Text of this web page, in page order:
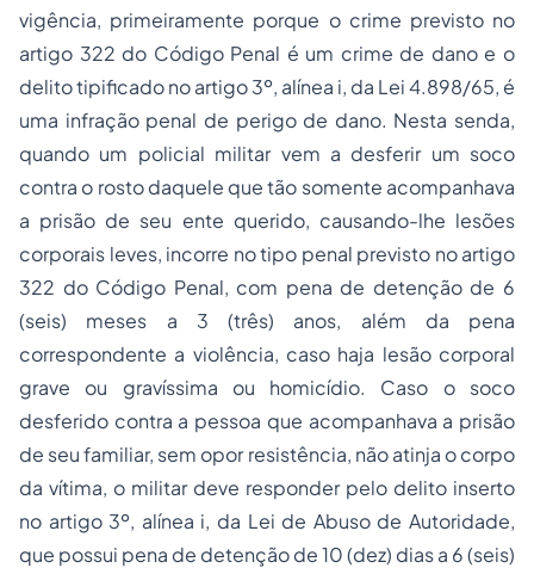
vigência, primeiramente porque o crime previsto no
artigo 322 do Código Penal é um crime de dano e o
delito tipificado no artigo 3º, alínea i, da Lei 4.898/65, é
uma infração penal de perigo de dano. Nesta senda,
quando um policial militar vem a desferir um soco
contra o rosto daquele que tão somente acompanhava
a prisão de seu ente querido, causando-lhe lesões
corporais leves, incorre no tipo penal previsto no artigo
322 do Código Penal, com pena de detenção de 6
(seis) meses a 3 (três) anos, além da pena
correspondente a violência, caso haja lesão corporal
grave ou gravíssima ou homicídio. Caso o soco
desferido contra a pessoa que acompanhava a prisão
de seu familiar, sem opor resistência, não atinja o corpo
da vítima, o militar deve responder pelo delito inserto
no artigo 3º, alínea i, da Lei de Abuso de Autoridade,
que possui pena de detenção de 10 (dez) dias a 6 (seis)